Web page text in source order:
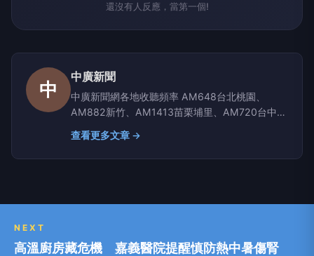
還沒有人反應，當第一個!
中
中廣新聞
中廣新聞網各地收聽頻率 AM648台北桃園、
AM882新竹、AM1413苗栗埔里、AM720台中彰
化南投、AM1350嘉義雲林、AM1296台南、
AM864高雄屏東、AM630宜蘭、AM819台東、
AM855花蓮、AM1116玉里
查看更多文章 →
NEXT
高溫廚房藏危機 嘉義醫院提醒慎防熱中暑傷腎